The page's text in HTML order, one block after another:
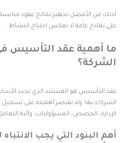
من الأفضل تجهيز نماذج عقود مناسبة
نماذج عامة لا تعكس احتياج النشاط.
أهمية عقد التأسيس
التأسيس هو المستند الذي يحدد الأساس
بها. ولا تقتصر أهميته على تسجيل
الحصص، المسؤوليات، وآلية التعامل مع
البنود التي يجب الانتباه